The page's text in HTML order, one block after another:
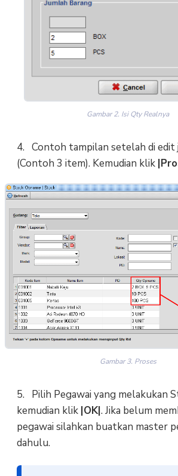
Gambar 2. Isi Qty Realnya
4. Contoh tampilan setelah di edit
(Contoh 3 item). Kemudian klik
Gambar 3. Proses
5. Pilih Pegawai yang melakukan
kemudian klik |OK|. Jika belum
pegawai silahkan buatkan master
dahulu.